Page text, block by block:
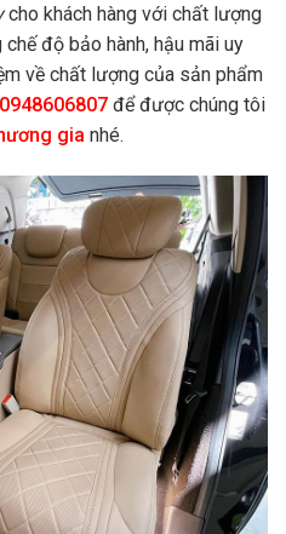
cho khách hàng với chất lượng
độ bảo hành, hậu mãi uy
về chất lượng của sản phẩm
0948606807 để được chúng tôi
gia nhé.